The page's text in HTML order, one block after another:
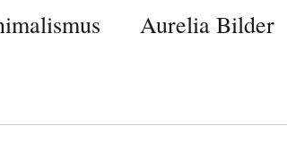
Aurelia Bilder